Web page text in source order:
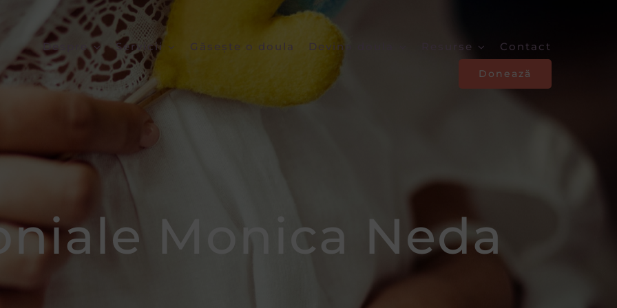
Despre Servicii Găsește o doula Devino doula Resurse Contact
Donează
Monica Neda